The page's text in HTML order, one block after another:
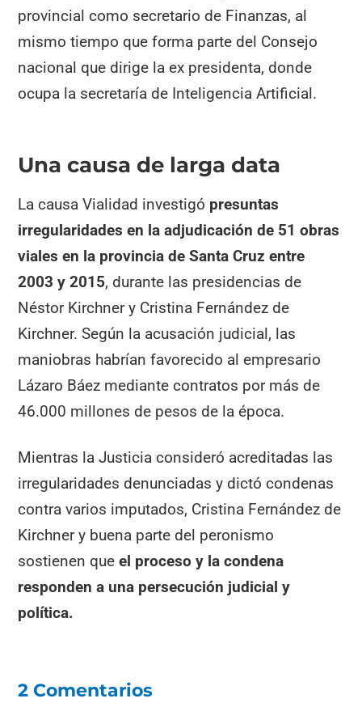
provincial como secretario de Finanzas, al
mismo tiempo que forma parte del Consejo
nacional que dirige la ex presidenta, donde
ocupa la secretaría de Inteligencia Artificial.
Una causa de larga data
La causa Vialidad investigó presuntas
irregularidades en la adjudicación de 51 obras
viales en la provincia de Santa Cruz entre
2003 y 2015, durante las presidencias de
Néstor Kirchner y Cristina Fernández de
Kirchner. Según la acusación judicial, las
maniobras habrían favorecido al empresario
Lázaro Báez mediante contratos por más de
46.000 millones de pesos de la época.
Mientras la Justicia consideró acreditadas las
irregularidades denunciadas y dictó condenas
contra varios imputados, Cristina Fernández de
Kirchner y buena parte del peronismo
sostienen queel proceso y la condena
responden a una persecución judicial y
política.
2 Comentarios